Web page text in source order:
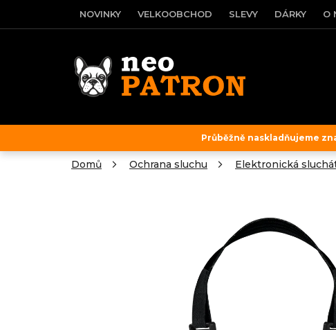
obsah
Průběžně naskladňujeme
NOVINKY VELKOOBCHOD SLEVY DÁRKY O
Domů Ochrana sluchu Elektronická